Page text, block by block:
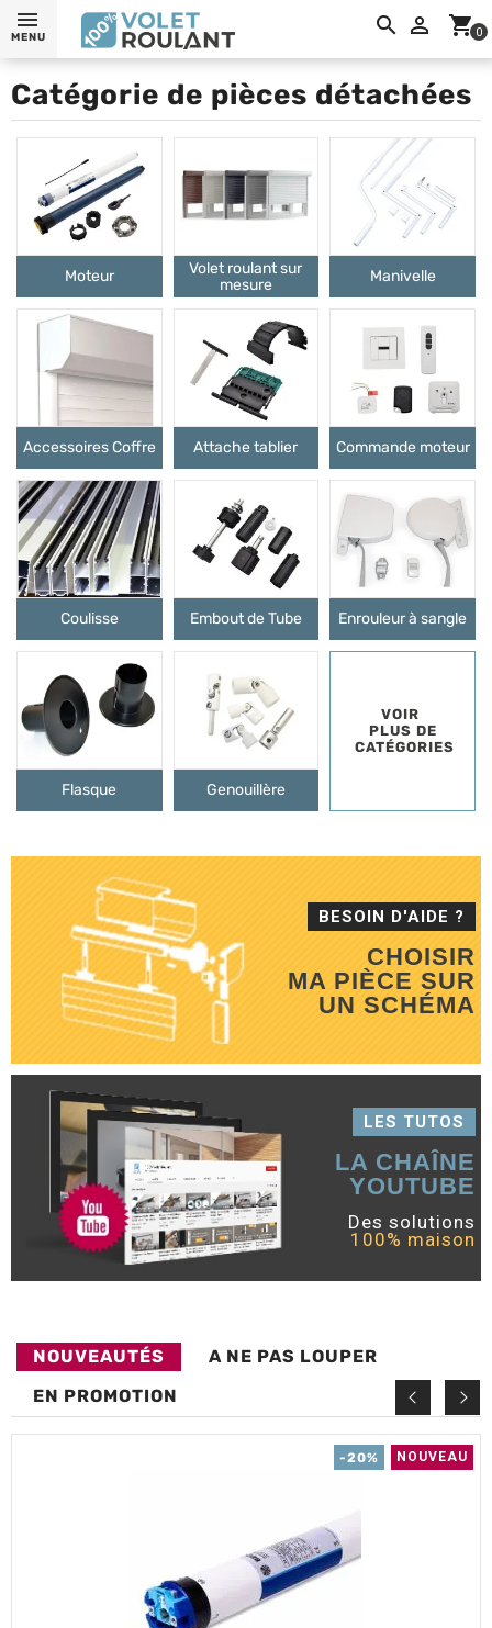
 shopping_cart0
MENU
Catégorie de pièces détachées
Moteur
Volet roulant sur
mesure
Manivelle
Accessoires Coffre Attache tablier Commande moteur
Coulisse Embout de Tube Enrouleur à sangle
Flasque Genouillère
VOIR
CATÉGORIES
BESOIN D'AIDE ?
CHOISIR
MA PIÈCE SUR
UN SCHÉMA
LES TUTOS
LA CHAÎNE
YOUTUBE
Des solutions
100% maison
NOUVEAUTÉS
A NE PAS LOUPER
EN PROMOTION
-20% NOUVEAU